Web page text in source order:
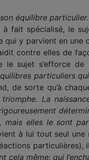
équilibre
fait spécialisé, le
y parvient en une
contre elles de
sujet s’efforce de
particuliers qui
de sorte qu’à
La
mais elles le sont
à lui tout seul une
particulières), il
cela même: qui